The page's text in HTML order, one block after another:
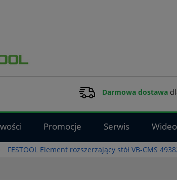
Darmowa dostawa
Promocje Serwis Wideo
FESTOOL Element rozszerzający stół VB-CMS